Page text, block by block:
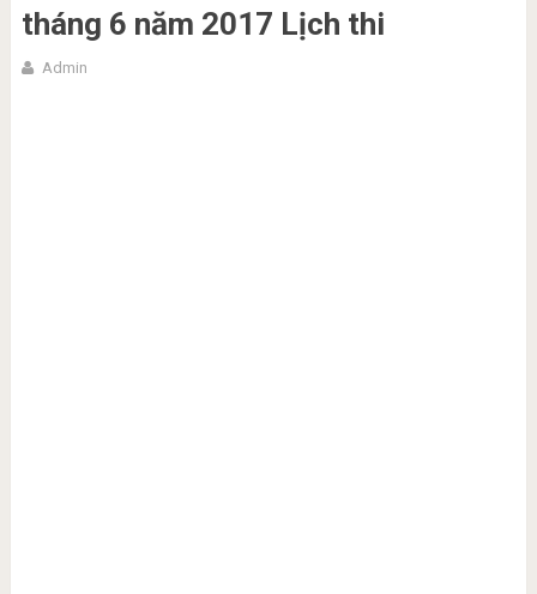
tháng 6 năm 2017 Lịch thi
Admin